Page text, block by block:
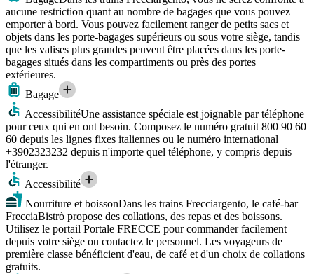
aucune restriction quant au nombre de bagages que vous pouvez
emporter à bord. Vous pouvez facilement ranger de petits sacs et
objets dans les porte-bagages supérieurs ou sous votre siège, tandis
que les valises plus grandes peuvent être placées dans les porte-
bagages situés dans les compartiments ou près des portes
extérieures.
Bagage
AccessibilitéUne assistance spéciale est joignable par téléphone
pour ceux qui en ont besoin. Composez le numéro gratuit 800 90 60
60 depuis les lignes fixes italiennes ou le numéro international
+3902323232 depuis n'importe quel téléphone, y compris depuis
l'étranger.
Accessibilité
Nourriture et boissonDans les trains Frecciargento, le café-bar
FrecciaBistrò propose des collations, des repas et des boissons.
Utilisez le portail Portale FRECCE pour commander facilement
depuis votre siège ou contactez le personnel. Les voyageurs de
première classe bénéficient d'eau, de café et d'un choix de collations
gratuits.